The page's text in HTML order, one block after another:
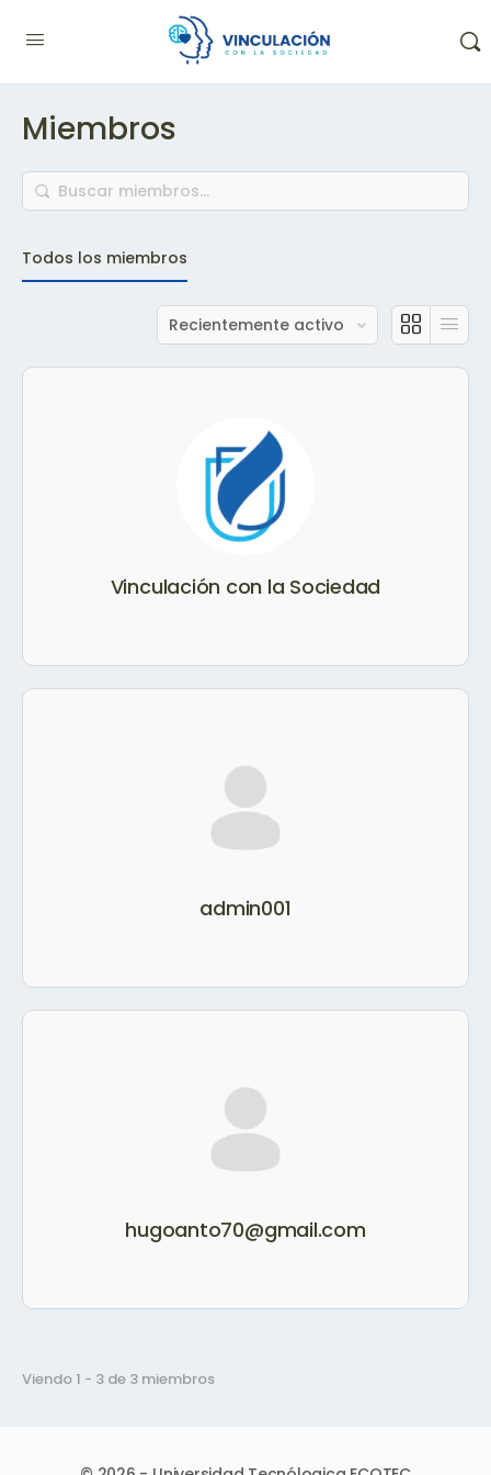
Miembros
Buscar
miembros…
Todos los miembros
Ordenar
por:
Vinculación con la Sociedad
admin001
hugoanto70@gmail.com
Viendo 1 - 3 de 3 miembros